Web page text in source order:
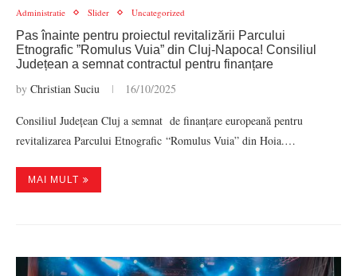
Administratie Slider Uncategorized
Pas înainte pentru proiectul revitalizării Parcului
Etnografic ”Romulus Vuia” din Cluj-Napoca! Consiliul
Județean a semnat contractul pentru finanțare
by Christian Suciu 16/10/2025
Consiliul Județean Cluj a semnat de finanțare europeană pentru
revitalizarea Parcului Etnografic “Romulus Vuia” din Hoia.…
MAI MULT